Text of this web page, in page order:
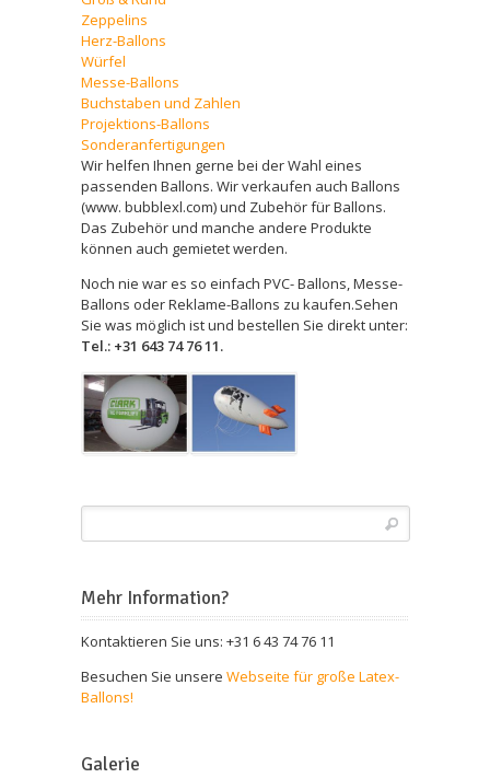
Zeppelins
Herz-Ballons
Würfel
Messe-Ballons
Buchstaben und Zahlen
Projektions-Ballons
Sonderanfertigungen
Wir helfen Ihnen gerne bei der Wahl eines
passenden Ballons. Wir verkaufen auch Ballons
(www. bubblexl.com) und Zubehör für Ballons.
Das Zubehör und manche andere Produkte
können auch gemietet werden.
Noch nie war es so einfach PVC- Ballons, Messe-
Ballons oder Reklame-Ballons zu kaufen.Sehen
Sie was möglich ist und bestellen Sie direkt unter:
Tel.: +31 643 74 76 11.
Mehr Information?
Kontaktieren Sie uns: +31 6 43 74 76 11
Besuchen Sie unsere Webseite für große Latex-
Ballons!
Galerie